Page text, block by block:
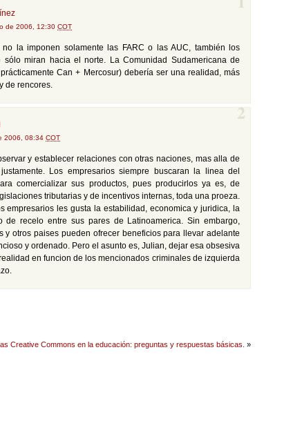
de 2006, 12:30 COT
no la imponen solamente las FARC o las AUC, también los
sólo miran hacia el norte. La Comunidad Sudamericana de
Can + Mercosur) debería ser una realidad, más
de rencores.
2006, 08:34 COT
2
y establecer relaciones con otras naciones, mas alla de
Los empresarios siempre buscaran la linea del
comercializar sus productos, pues producirlos ya es, de
tributarias y de incentivos internas, toda una proeza.
empresarios les gusta la estabilidad, economica y juridica, la
de recelo entre sus pares de Latinoamerica. Sin embargo,
y otros paises pueden ofrecer beneficios para llevar adelante
y ordenado. Pero el asunto es, Julian, dejar esa obsesiva
en funcion de los mencionados criminales de izquierda
Creative Commons en la educación: preguntas y respuestas básicas. »